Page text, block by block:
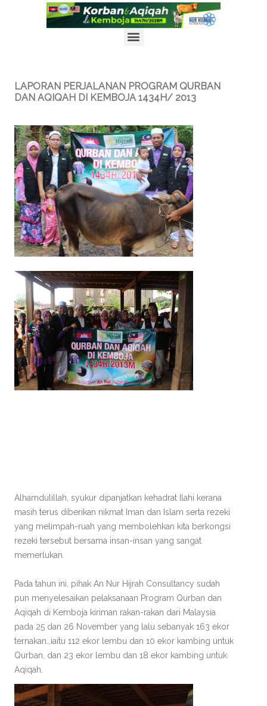
PENYERTAAN PROGRAM KORBAN & AQIQAH DI KEMBOJA
1447H/2026M KINI DIBUKA! DAFTAR SEGERA!
KLIK UNTUK INFO LANJUT
LAPORAN PERJALANAN PROGRAM QURBAN
DAN AQIQAH DI KEMBOJA 1434H/ 2013
Alhamdulillah, syukur dipanjatkan kehadrat Ilahi kerana
masih terus diberikan nikmat Iman dan Islam serta rezeki
yang melimpah-ruah yang membolehkan kita berkongsi
rezeki tersebut bersama insan-insan yang sangat
memerlukan.
Pada tahun ini, pihak An Nur Hijrah Consultancy sudah
pun menyelesaikan pelaksanaan Program Qurban dan
Aqiqah di Kemboja kiriman rakan-rakan dari Malaysia
pada 25 dan 26 November yang lalu sebanyak 163 ekor
ternakan…iaitu 112 ekor lembu dan 10 ekor kambing untuk
Qurban, dan 23 ekor lembu dan 18 ekor kambing untuk
Aqiqah.